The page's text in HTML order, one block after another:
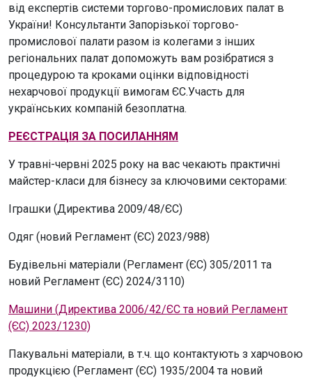
від експертів системи торгово-промислових палат в
України! Консультанти Запорізької торгово-
промислової палати разом із колегами з інших
регіональних палат допоможуть вам розібратися з
процедурою та кроками оцінки відповідності
нехарчової продукції вимогам ЄС.Участь для
українських компаній безоплатна.
РЕЄСТРАЦІЯ ЗА ПОСИЛАННЯМ
У травні-червні 2025 року на вас чекають практичні
майстер-класи для бізнесу за ключовими секторами:
Іграшки (Директива 2009/48/ЄС)
Одяг (новий Регламент (ЄС) 2023/988)
Будівельні матеріали (Регламент (ЄС) 305/2011 та
новий Регламент (ЄС) 2024/3110)
Машини (Директива 2006/42/ЄС та новий Регламент
(ЄС) 2023/1230)
Пакувальні матеріали, в т.ч. що контактують з харчовою
продукцією (Регламент (ЄС) 1935/2004 та новий